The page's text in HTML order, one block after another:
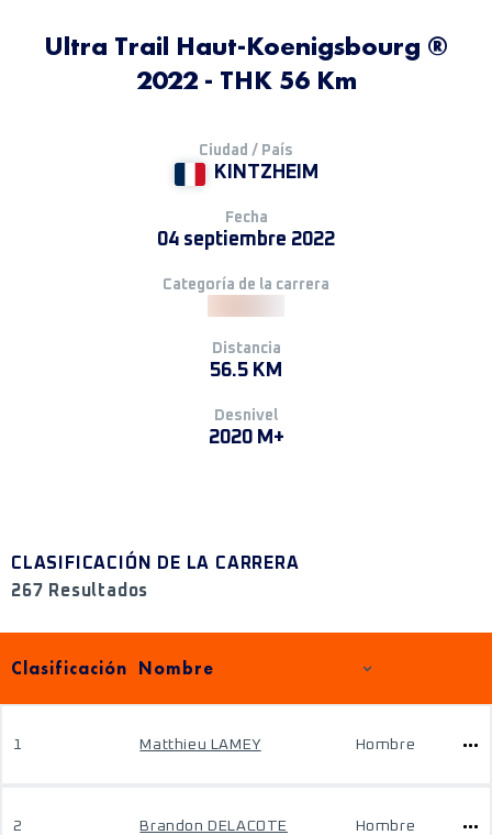
Ultra Trail Haut-Koenigsbourg ®
2022 - THK 56 Km
Ciudad / País
KINTZHEIM
Fecha
04 septiembre 2022
Categoría de la carrera
Distancia
56.5 KM
Desnivel
2020 M+
CLASIFICACIÓN DE LA CARRERA
267 Resultados
Clasificación Nombre
1 Matthieu LAMEY Hombre
2 Brandon DELACOTE Hombre